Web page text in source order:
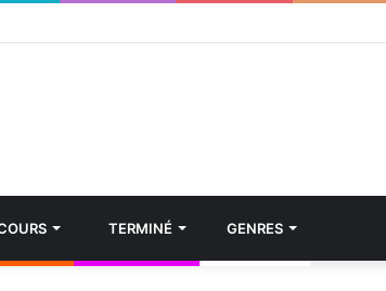
TERMINÉ GENRES